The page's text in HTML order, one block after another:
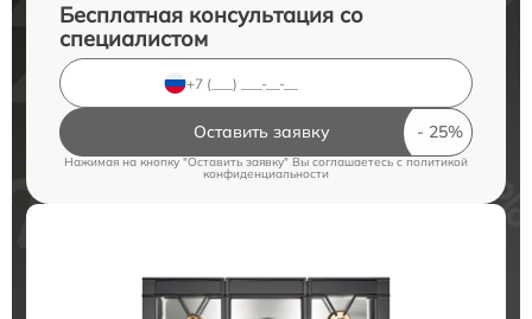
Бесплатная консультация со
специалистом
Оставить заявку
Нажимая на кнопку "Оставить заявку" Вы соглашаетесь c политикой
конфиденциальности